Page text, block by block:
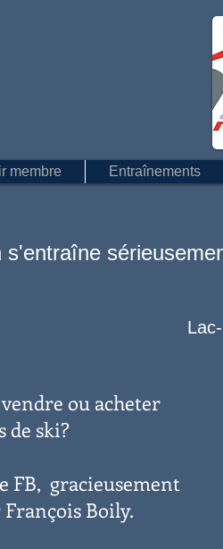
membre Entraînements
s'entraîne
ou acheter
de ski?
FB, gracieusement
Boily.